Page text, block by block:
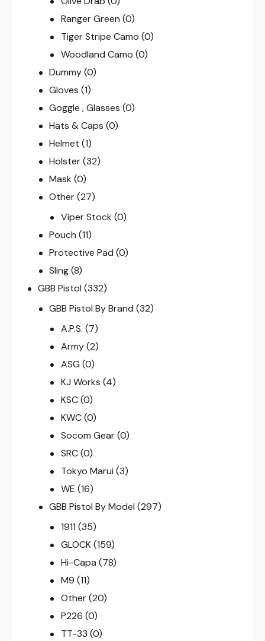
Ranger Green (0)
Tiger Stripe Camo (0)
Woodland Camo (0)
Dummy (0)
Gloves (1)
Goggle , Glasses (0)
Hats & Caps (0)
Helmet (1)
Holster (32)
Mask (0)
Other (27)
Viper Stock (0)
Pouch (11)
Protective Pad (0)
Sling (8)
GBB Pistol (332)
GBB Pistol By Brand (32)
A.P.S. (7)
Army (2)
ASG (0)
KJ Works (4)
KSC (0)
KWC (0)
Socom Gear (0)
SRC (0)
Tokyo Marui (3)
WE (16)
GBB Pistol By Model (297)
1911 (35)
GLOCK (159)
Hi-Capa (78)
M9 (11)
Other (20)
P226 (0)
TT-33 (0)